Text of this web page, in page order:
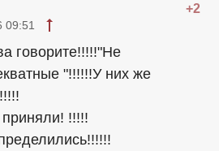
+2
09:51
говорите!!!!!"Не
"!!!!!!У них же
!!!!!